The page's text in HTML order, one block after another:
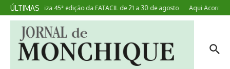
Ir para o conteúdo
ÚLTIMAS
Lagoa realiza 45ª edição da FATACIL de 21 a 30 de agosto Aqui